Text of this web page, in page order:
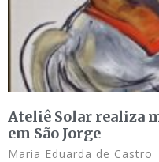
Ateliê Solar realiza
em São Jorge
Maria Eduarda de Castro